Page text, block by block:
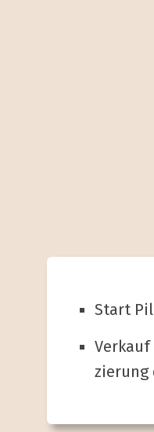
Start
zierung